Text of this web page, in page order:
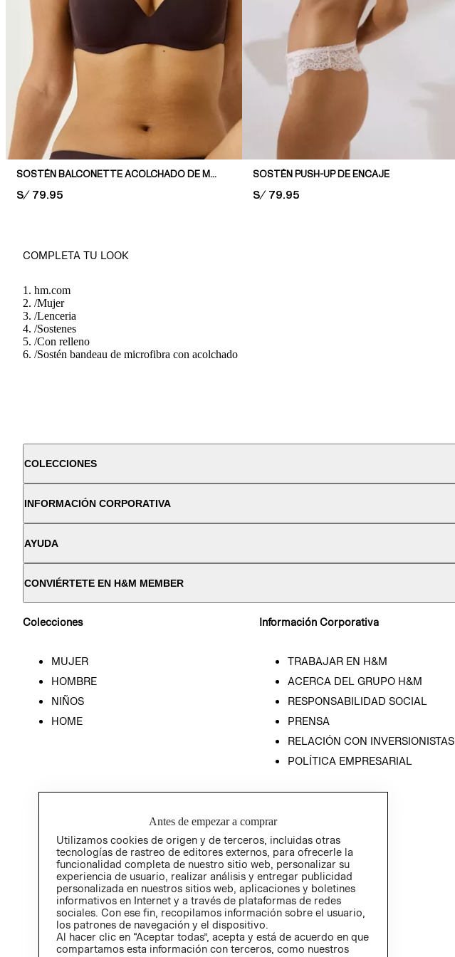
SOSTÉN BALCONETTE ACOLCHADO DE MICROFIBRA
PRICE:
S/ 79.95
SOSTÉN PUSH-UP DE ENCAJE
PRICE:
S/ 79.95
COMPLETA TU LOOK
hm.com
/Mujer
/Lenceria
/Sostenes
/Con relleno
/Sostén bandeau de microfibra con acolchado
COLECCIONES
INFORMACIÓN CORPORATIVA
AYUDA
CONVIÉRTETE EN H&M MEMBER
Colecciones
MUJER
HOMBRE
NIÑOS
HOME
Información Corporativa
TRABAJAR EN H&M
ACERCA DEL GRUPO H&M
RESPONSABILIDAD SOCIAL
PRENSA
RELACIÓN CON INVERSIONISTAS
POLÍTICA EMPRESARIAL
Antes de empezar a comprar
Utilizamos cookies de origen y de terceros, incluidas otras
tecnologías de rastreo de editores externos, para ofrecerle la
funcionalidad completa de nuestro sitio web, personalizar su
experiencia de usuario, realizar análisis y entregar publicidad
personalizada en nuestros sitios web, aplicaciones y boletines
informativos en Internet y a través de plataformas de redes
sociales. Con ese fin, recopilamos información sobre el usuario,
los patrones de navegación y el dispositivo.
Al hacer clic en “Aceptar todas”, acepta y está de acuerdo en que
compartamos esta información con terceros, como nuestros